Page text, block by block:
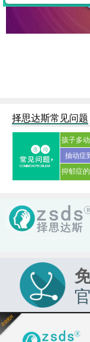
择思达斯常见问题
孩子多
抽动症
抑郁症